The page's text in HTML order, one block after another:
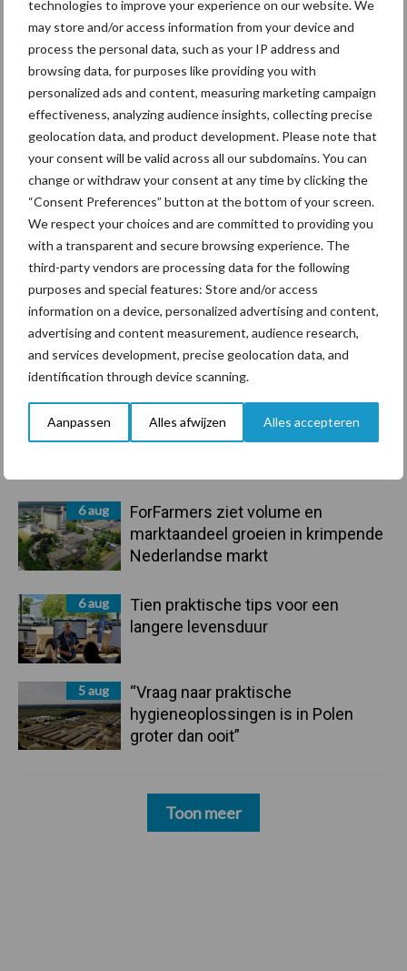
technologies to improve your experience on our website. We
may store and/or access information from your device and
process the personal data, such as your IP address and
browsing data, for purposes like providing you with
personalized ads and content, measuring marketing campaign
effectiveness, analyzing audience insights, collecting precise
geolocation data, and product development. Please note that
your consent will be valid across all our subdomains. You can
change or withdraw your consent at any time by clicking the
“Consent Preferences” button at the bottom of your screen.
We respect your choices and are committed to providing you
with a transparent and secure browsing experience. The
third-party vendors are processing data for the following
purposes and special features: Store and/or access
information on a device, personalized advertising and content,
advertising and content measurement, audience research,
and services development, precise geolocation data, and
identification through device scanning.
Aanpassen Alles afwijzen Alles accepteren
Primaire
Sidebar
Recent nieuws Partner nieuws
Grondstoffenmarkt blijft grillig:
droogte en geopolitiek houden
handel in de greep
7 aug
De speenhuid: een vaak
onderschatte risicofactor voor
6 aug
ForFarmers ziet volume en
marktaandeel groeien in krimpende
Nederlandse markt
6 aug
Tien praktische tips voor een
langere levensduur
5 aug
“Vraag naar praktische
hygieneoplossingen is in Polen
groter dan ooit”
Toon meer
Bedrijfsnieuws
Ligbox &
Voerhekken
Toon meer